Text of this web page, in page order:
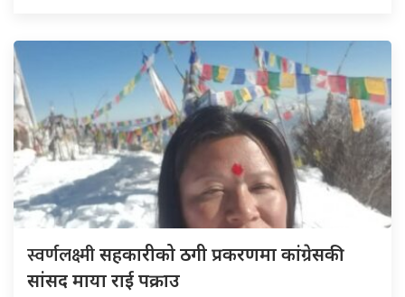
स्वर्णलक्ष्मीसहकारीको ठगी प्रकरणमा कांग्रेसकी
सांसद माया राई पक्राउ